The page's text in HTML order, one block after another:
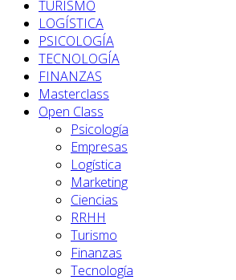
TURISMO
LOGÍSTICA
PSICOLOGÍA
TECNOLOGÍA
FINANZAS
Masterclass
Open Class
Psicología
Empresas
Logística
Marketing
Ciencias
RRHH
Turismo
Finanzas
Tecnología